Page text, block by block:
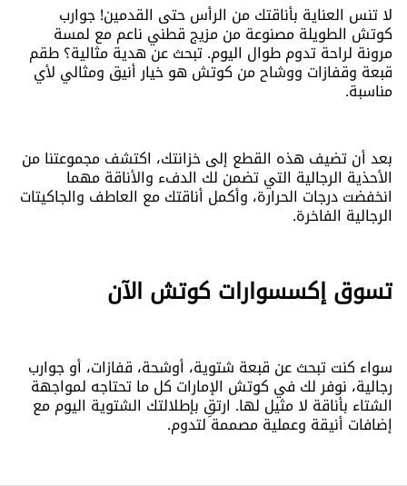
لا تنس العناية بأناقتك من الرأس حتى القدمين! جوارب
كوتش الطويلة مصنوعة من مزيج قطني ناعم مع لمسة
مرونة لراحة تدوم طوال اليوم. تبحث عن هدية مثالية؟ طقم
قبعة وقفازات ووشاح من كوتش هو خيار أنيق ومثالي لأي
مناسبة.
بعد أن تضيف هذه القطع إلى خزانتك، اكتشف مجموعتنا من
الأحذية الرجالية التي تضمن لك الدفء والأناقة مهما
انخفضت درجات الحرارة، وأكمل أناقتك مع العاطف والجاكيتات
الرجالية الفاخرة.
تسوق إكسسوارات كوتش الآن
سواء كنت تبحث عن قبعة شتوية، أوشحة، قفازات، أو جوارب
رجالية، نوفر لك في كوتش الإمارات كل ما تحتاجه لمواجهة
الشتاء بأناقة لا مثيل لها. ارتقِ بإطلالتك الشتوية اليوم مع
إضافات أنيقة وعملية مصممة لتدوم.